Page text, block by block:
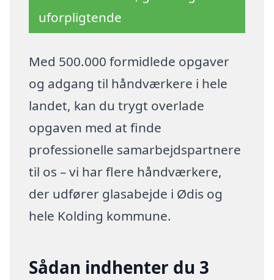
uforpligtende
Med 500.000 formidlede opgaver
og adgang til håndværkere i hele
landet, kan du trygt overlade
opgaven med at finde
professionelle samarbejdspartnere
til os – vi har flere håndværkere,
der udfører glasabejde i Ødis og
hele Kolding kommune.
Sådan indhenter du 3